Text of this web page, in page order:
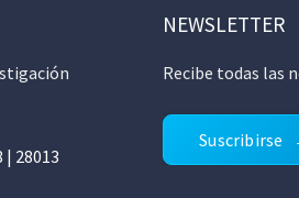
| 28013
NEWSLETTER
Recibe todas las
Suscribirse